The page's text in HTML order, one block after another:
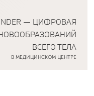
— ЦИФРОВАЯ
ВСЕГО ТЕЛА
В МЕДИЦИНСКОМ ЦЕНТРЕ